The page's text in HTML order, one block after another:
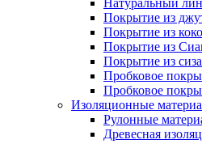
Натуральный
Покрытие из
Покрытие из
Покрытие из
Покрытие из
Пробковое
Пробковое
Изоляционные
Рулонные
Древесная